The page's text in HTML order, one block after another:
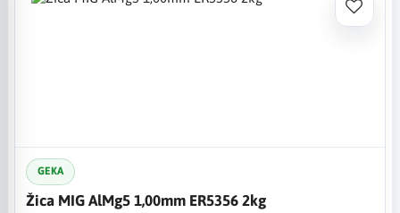
GEKA
Žica MIG AlMg5 1,00mm ER5356 2kg